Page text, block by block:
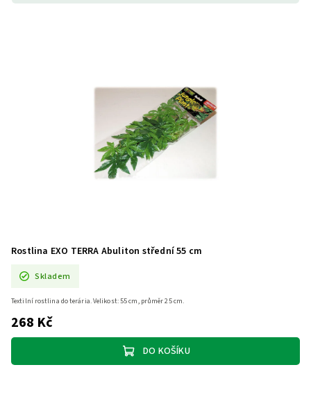
Rostlina EXO TERRA Abuliton střední 55 cm
Skladem
268 Kč
DO KOŠÍKU
Textilní rostlina do terária. Velikost: 55 cm, průměr 25 cm.